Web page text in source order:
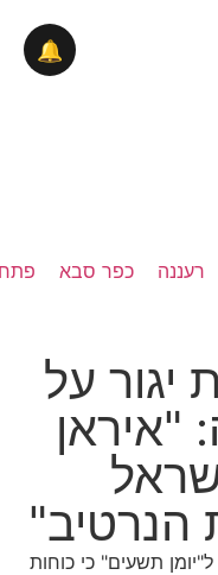
רעננה כפר סבא
יגור על
הנרטיב"
תשעים" כי כוחות
🔔